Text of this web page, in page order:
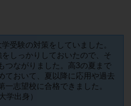
受験の対策をしていました。
しっかりしておいたので、そ
つながりました。高3の夏まで
ておいて、夏以降に応用や過去
一志望校に合格できました。
学出身）